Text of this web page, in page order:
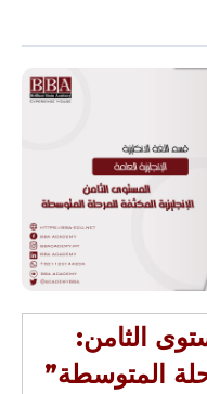
الثامن:
المتوسطة”